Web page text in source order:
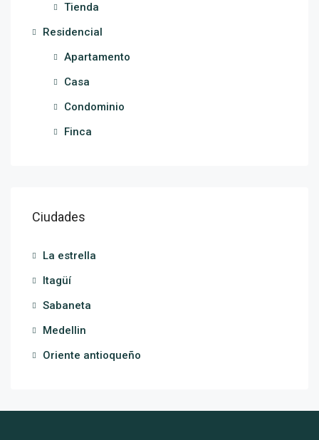
Tienda
Residencial
Apartamento
Casa
Condominio
Finca
Ciudades
La estrella
Itagüí
Sabaneta
Medellin
Oriente antioqueño